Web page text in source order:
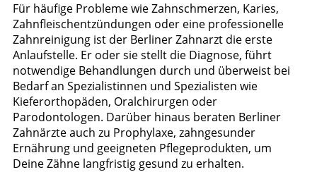
Für häufige Probleme wie Zahnschmerzen, Karies,
Zahnfleischentzündungen oder eine professionelle
Zahnreinigung ist der Berliner Zahnarzt die erste
Anlaufstelle. Er oder sie stellt die Diagnose, führt
notwendige Behandlungen durch und überweist bei
Bedarf an Spezialistinnen und Spezialisten wie
Kieferorthopäden, Oralchirurgen oder
Parodontologen. Darüber hinaus beraten Berliner
Zahnärzte auch zu Prophylaxe, zahngesunder
Ernährung und geeigneten Pflegeprodukten, um
Deine Zähne langfristig gesund zu erhalten.